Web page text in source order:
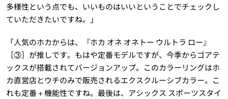
多様性という点でも、いいものはいいということでチェックし
ていただきたいですね。」
「人気のホカからは、『ホカ オネ オネトー ウルトラ ロー』
［③］が推しです。もはや定番モデルですが、今季からゴアテ
ックスが搭載されてバージョンアップ。このカラーリングはホ
カ直営店とウチのみで販売されるエクスクルーシブカラー。こ
れも定番＋機能性ですね。最後は、アシックス スポーツスタイ